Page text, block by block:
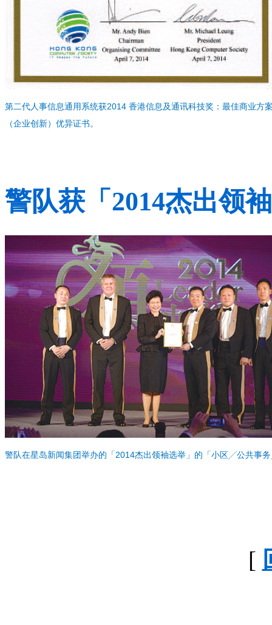
第二代人事信息通用系统获2014 香港信息及通讯科技奖：最佳商业
（企业创新）优异证书。
警队获「2014杰出领
警队在星岛新闻集团举办的「2014杰出领袖选举」的「小区╱公共事
[